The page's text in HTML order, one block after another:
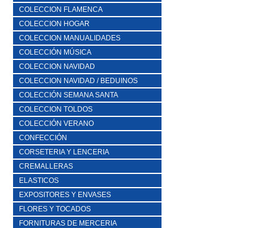
COLECCION FLAMENCA
COLECCION HOGAR
COLECCION MANUALIDADES
COLECCIÓN MÚSICA
COLECCION NAVIDAD
COLECCION NAVIDAD / BEDUINOS
COLECCIÓN SEMANA SANTA
COLECCION TOLDOS
COLECCIÓN VERANO
CONFECCIÓN
CORSETERIA Y LENCERIA
CREMALLERAS
ELASTICOS
EXPOSITORES Y ENVASES
FLORES Y TOCADOS
FORNITURAS DE MERCERIA